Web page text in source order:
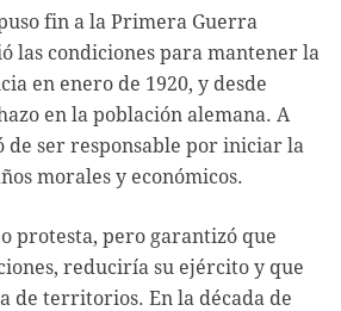
fin a la Primera Guerra
las condiciones para mantener la
en enero de 1920, y desde
en la población alemana. A
de ser responsable por iniciar la
morales y económicos.
protesta, pero garantizó que
reduciría su ejército y que
de territorios. En la década de